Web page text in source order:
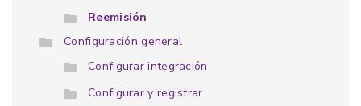
Reemisión
Configuración general
Configurar integración
Configurar y registrar